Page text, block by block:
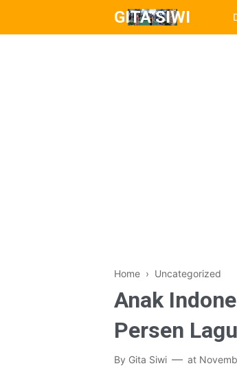
GITA SIWI
Home › Uncategorized
Anak
Persen
By Gita Siwi at